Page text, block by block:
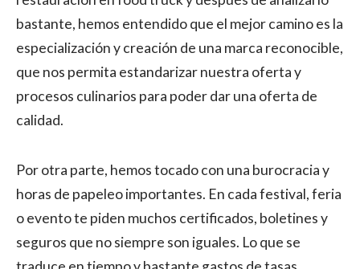
bastante, hemos entendido que el mejor camino es la
especialización y creación de una marca reconocible,
que nos permita estandarizar nuestra oferta y
procesos culinarios para poder dar una oferta de
calidad.
Por otra parte, hemos tocado con una burocracia y
horas de papeleo importantes. En cada festival, feria
o evento te piden muchos certificados, boletines y
seguros que no siempre son iguales. Lo que se